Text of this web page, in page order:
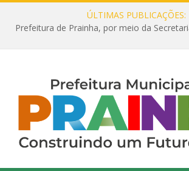
ÚLTIMAS PUBLICAÇÕES: